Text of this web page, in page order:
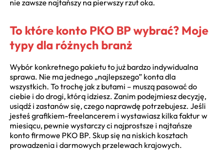
nie zawsze najtańszy na pierwszy rzut oka.
To które konto PKO BP wybrać? Moje
typy dla różnych branż
Wybór konkretnego pakietu to już bardzo indywidualna
sprawa. Nie ma jednego „najlepszego” konta dla
wszystkich. To trochę jak z butami – muszą pasować do
ciebie i do drogi, którą idziesz. Zanim podejmiesz decyzję,
usiądź i zastanów się, czego naprawdę potrzebujesz. Jeśli
jesteś grafikiem-freelancerem i wystawiasz kilka faktur w
miesiącu, pewnie wystarczy ci najprostsze i najtańsze
konto firmowe PKO BP. Skup się na niskich kosztach
prowadzenia i darmowych przelewach krajowych.